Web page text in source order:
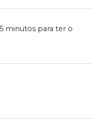
minutos para ter o